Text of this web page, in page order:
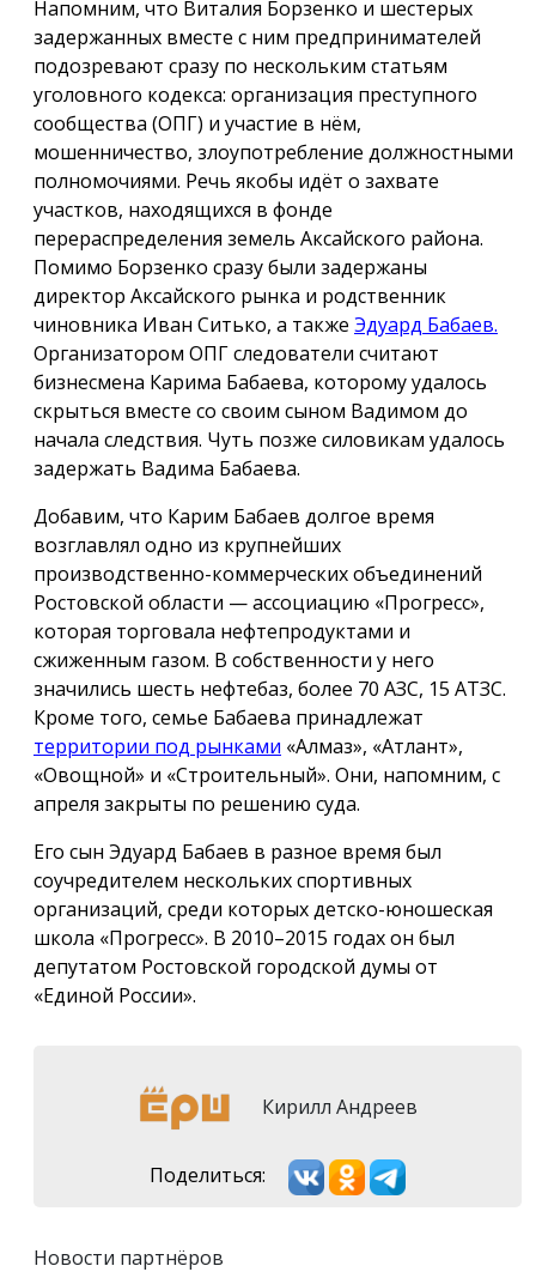
Напомним, что Виталия Борзенко и шестерых
задержанных вместе с ним предпринимателей
подозревают сразу по нескольким статьям
уголовного кодекса: организация преступного
сообщества (ОПГ) и участие в нём,
мошенничество, злоупотребление должностными
полномочиями. Речь якобы идёт о захвате
участков, находящихся в фонде
перераспределения земель Аксайского района.
Помимо Борзенко сразу были задержаны
директор Аксайского рынка и родственник
чиновника Иван Ситько, а также Эдуард Бабаев.
Организатором ОПГ следователи считают
бизнесмена Карима Бабаева, которому удалось
скрыться вместе со своим сыном Вадимом до
начала следствия. Чуть позже силовикам удалось
задержать Вадима Бабаева.
Добавим, что Карим Бабаев долгое время
возглавлял одно из крупнейших
производственно-коммерческих объединений
Ростовской области — ассоциацию «Прогресс»,
которая торговала нефтепродуктами и
сжиженным газом. В собственности у него
значились шесть нефтебаз, более 70 АЗС, 15 АТЗС.
Кроме того, семье Бабаева принадлежат
территории под рынками «Алмаз», «Атлант»,
«Овощной» и «Строительный». Они, напомним, с
апреля закрыты по решению суда.
Его сын Эдуард Бабаев в разное время был
соучредителем нескольких спортивных
организаций, среди которых детско-юношеская
школа «Прогресс». В 2010–2015 годах он был
депутатом Ростовской городской думы от
«Единой России».
Кирилл Андреев
Поделиться:
Новости партнёров